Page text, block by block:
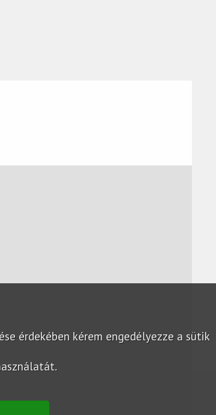
érdekében kérem engedélyezze a sütik